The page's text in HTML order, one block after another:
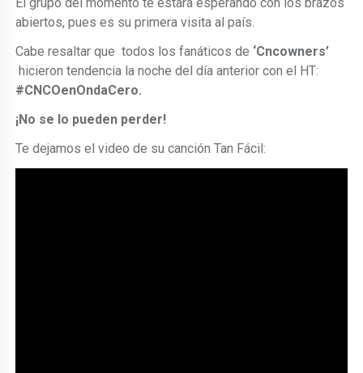
abiertos, pues es su primera visita al país.
Cabe resaltar que todos los fanáticos de ‘Cncowners’
hicieron tendencia la noche del día anterior con el HT:
#CNCOenOndaCero.
¡No se lo pueden perder!
Te dejamos el video de su canción Tan Fácil: